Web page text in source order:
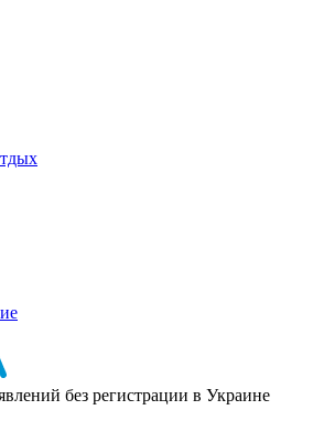
без регистрации в Украине